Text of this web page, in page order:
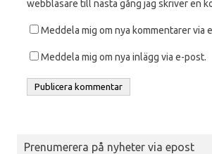
webbläsare till nästa gång jag skriver en
Meddela mig om nya kommentarer via
Meddela mig om nya inlägg via e-post.
Prenumerera på nyheter via epost